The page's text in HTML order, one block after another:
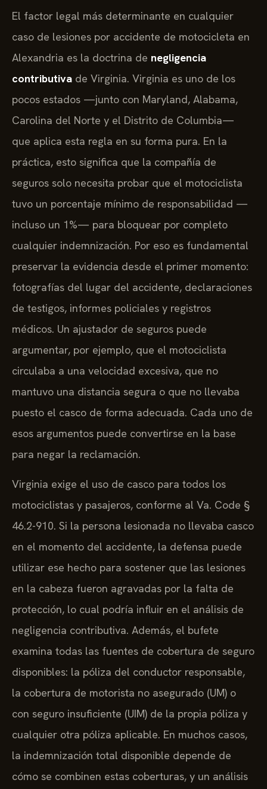
El factor legal más determinante en cualquier
caso de lesiones por accidente de motocicleta en
Alexandria es la doctrina de negligencia
contributiva de Virginia. Virginia es uno de los
pocos estados —junto con Maryland, Alabama,
Carolina del Norte y el Distrito de Columbia—
que aplica esta regla en su forma pura. En la
práctica, esto significa que la compañía de
seguros solo necesita probar que el motociclista
tuvo un porcentaje mínimo de responsabilidad —
incluso un 1%— para bloquear por completo
cualquier indemnización. Por eso es fundamental
preservar la evidencia desde el primer momento:
fotografías del lugar del accidente, declaraciones
de testigos, informes policiales y registros
médicos. Un ajustador de seguros puede
argumentar, por ejemplo, que el motociclista
circulaba a una velocidad excesiva, que no
mantuvo una distancia segura o que no llevaba
puesto el casco de forma adecuada. Cada uno de
esos argumentos puede convertirse en la base
para negar la reclamación.
Virginia exige el uso de casco para todos los
motociclistas y pasajeros, conforme al Va. Code §
46.2-910. Si la persona lesionada no llevaba casco
en el momento del accidente, la defensa puede
utilizar ese hecho para sostener que las lesiones
en la cabeza fueron agravadas por la falta de
protección, lo cual podría influir en el análisis de
negligencia contributiva. Además, el bufete
examina todas las fuentes de cobertura de seguro
disponibles: la póliza del conductor responsable,
la cobertura de motorista no asegurado (UM) o
con seguro insuficiente (UIM) de la propia póliza y
cualquier otra póliza aplicable. En muchos casos,
la indemnización total disponible depende de
cómo se combinen estas coberturas, y un análisis